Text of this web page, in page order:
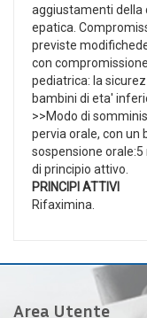
aggiustamenti della
epatica.
previste
con
pediatrica: la
bambini di eta'
>>Modo di
pervia orale, con un
sospensione
di principio attivo.
PRINCIPI ATTIVI
Rifaximina.
Area Utente